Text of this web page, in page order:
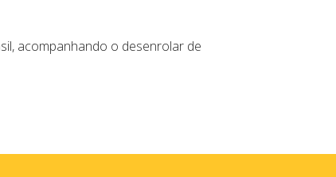
acompanhando o desenrolar de